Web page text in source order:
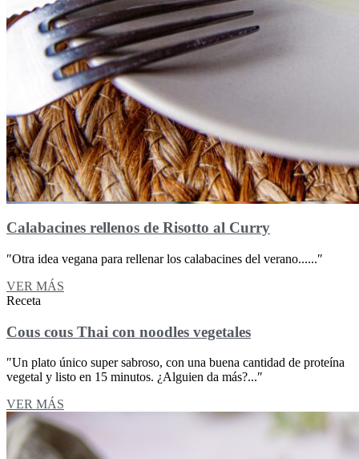
Calabacines rellenos de Risotto al Curry
″Otra idea vegana para rellenar los calabacines del verano......″
VER MÁS
Receta
Cous cous Thai con noodles vegetales
″Un plato único super sabroso, con una buena cantidad de proteína
vegetal y listo en 15 minutos. ¿Alguien da más?...″
VER MÁS